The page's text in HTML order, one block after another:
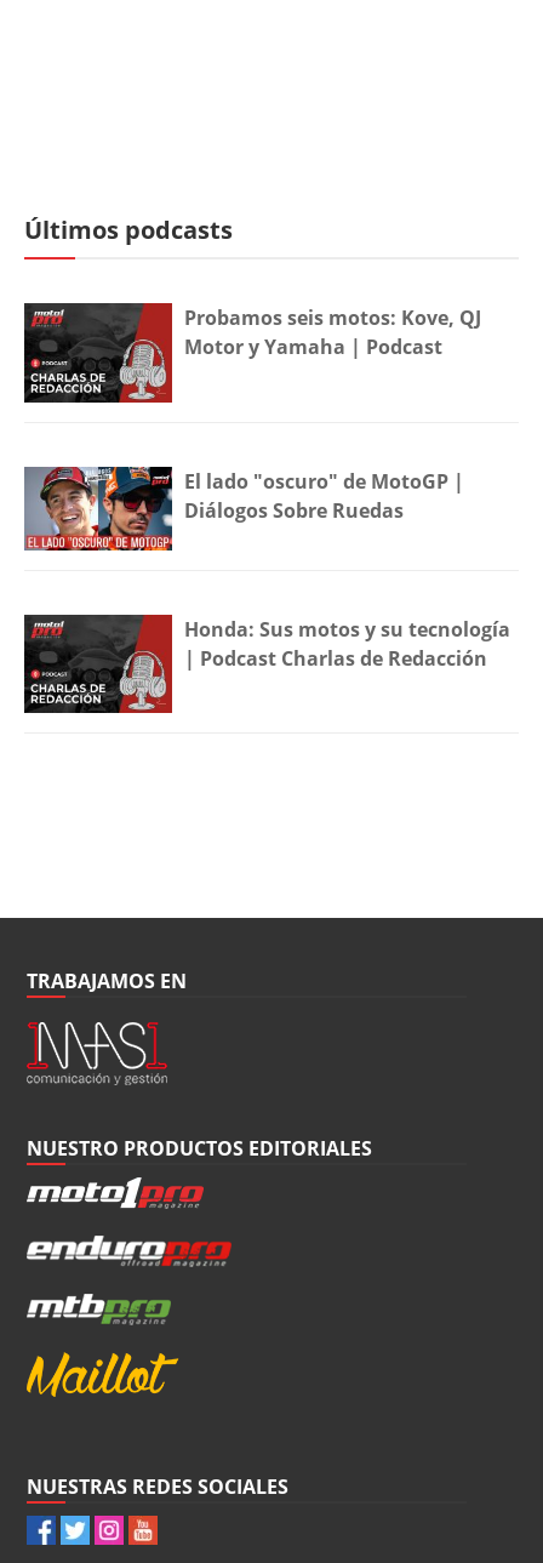
Últimos podcasts
Probamos seis motos: Kove, QJ
Motor y Yamaha | Podcast
El lado "oscuro" de MotoGP |
Diálogos Sobre Ruedas
Honda: Sus motos y su tecnología
| Podcast Charlas de Redacción
TRABAJAMOS EN
NUESTRO PRODUCTOS EDITORIALES
NUESTRAS REDES SOCIALES